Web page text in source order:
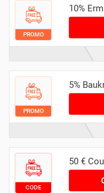
PROMO
10%
PROMO
5%
CODE
50 €